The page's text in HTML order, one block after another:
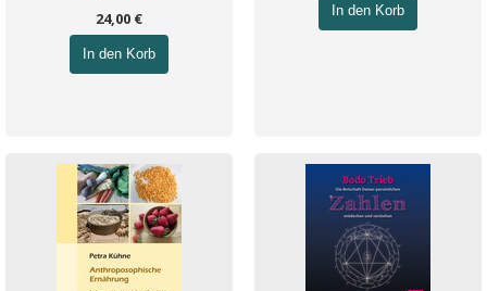
24,00 €
In den Korb
In den Korb